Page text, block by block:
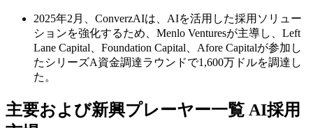
2025年2月、ConverzAIは、AIを活用した採用ソリュー
ションを強化するため、Menlo Venturesが主導し、Left
Lane Capital、Foundation Capital、Afore Capitalが参加し
たシリーズA資金調達ラウンドで1,600万ドルを調達し
た。
主要および新興プレーヤー一覧 AI採用